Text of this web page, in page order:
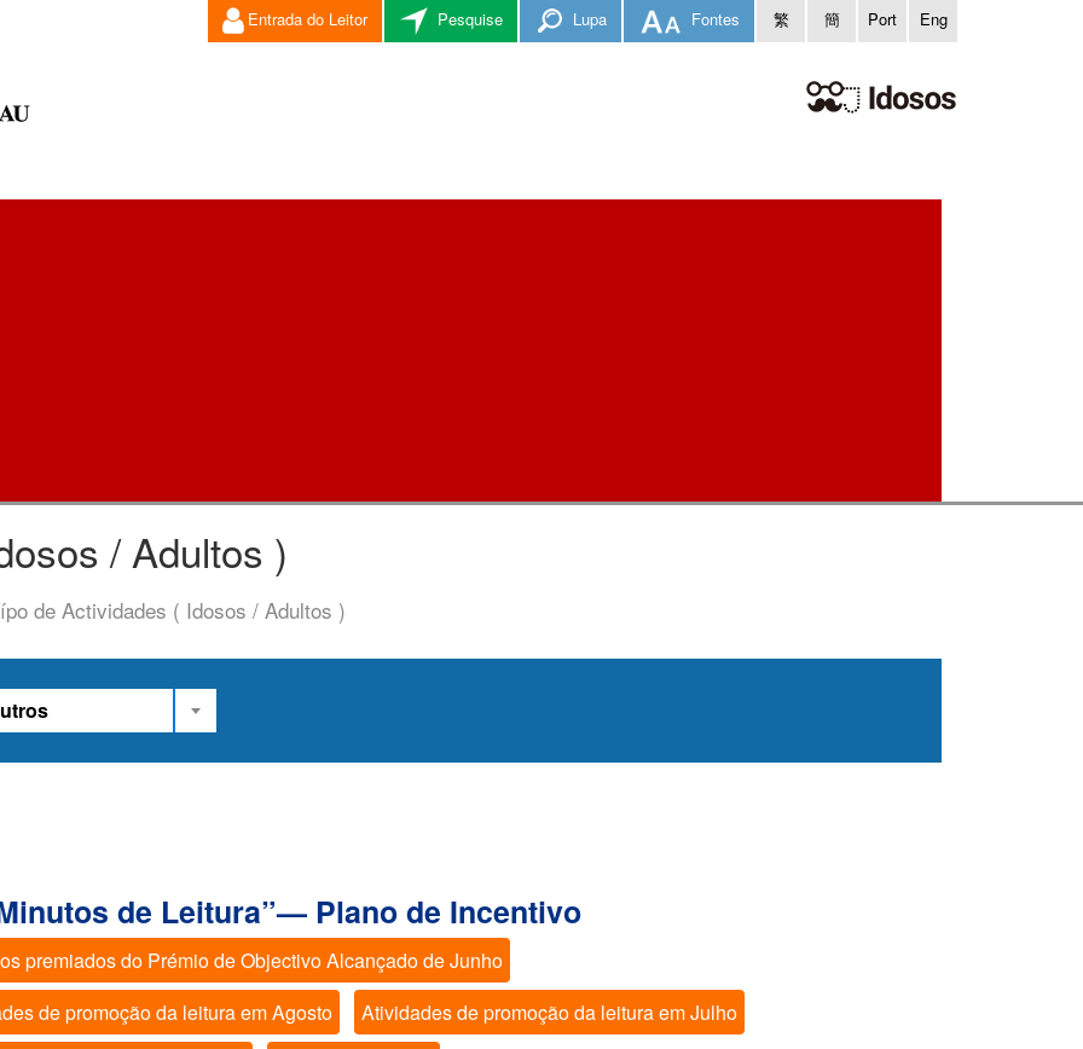
Entrada do Leitor Pesquise Lupa Fontes 繁 簡 Port Eng
/ Adultos )
de Actividades ( Idosos / Adultos )
de Leitura”— Plano de Incentivo
premiados do Prémio de Objectivo Alcançado de Junho
de promoção da leitura em Agosto
Atividades de promoção da leitura em Julho